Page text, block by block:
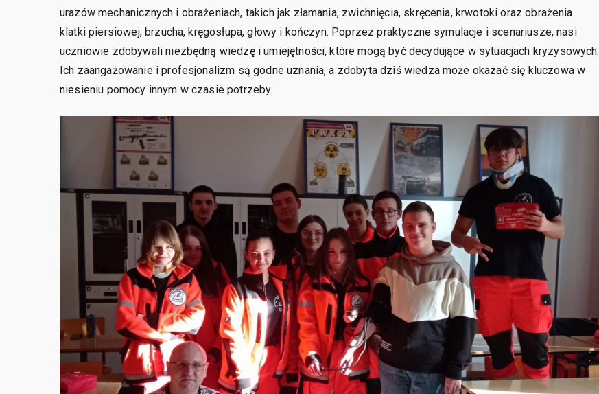
urazów mechanicznych i obrażeniach, takich jak złamania, zwichnięcia, skręcenia, krwotoki oraz obrażenia
klatki piersiowej, brzucha, kręgosłupa, głowy i kończyn. Poprzez praktyczne symulacje i scenariusze, nasi
uczniowie zdobywali niezbędną wiedzę i umiejętności, które mogą być decydujące w sytuacjach kryzysowych.
Ich zaangażowanie i profesjonalizm są godne uznania, a zdobyta dziś wiedza może okazać się kluczowa w
niesieniu pomocy innym w czasie potrzeby.